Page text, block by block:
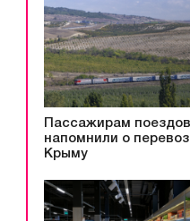
Пассажирам поездов
напомнили о
Крыму